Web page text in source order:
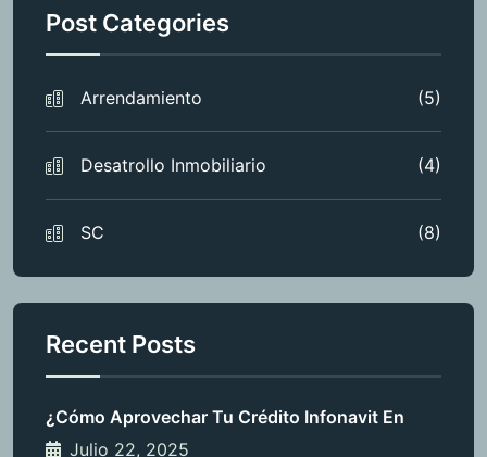
Post Categories
Arrendamiento (5)
Desatrollo Inmobiliario (4)
SC (8)
Recent Posts
¿Cómo Aprovechar Tu Crédito Infonavit En
Julio 22, 2025